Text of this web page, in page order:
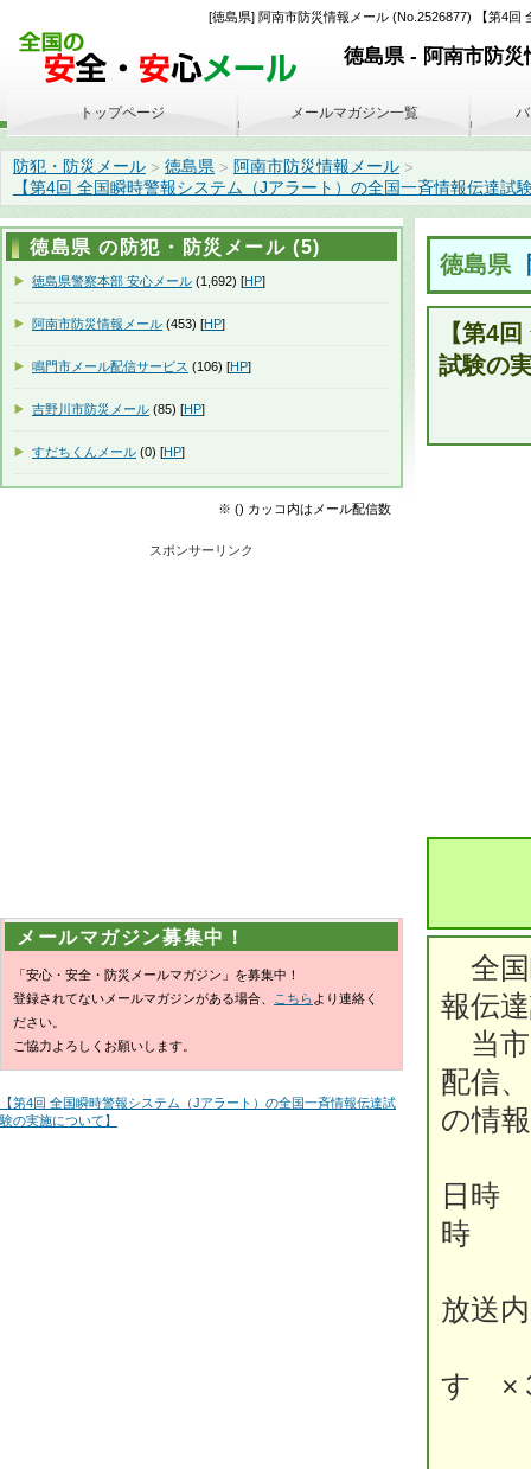
[徳島県] 阿南市防災情報メール (No.2526877) 【第4
徳島県 - 阿南市防災
防犯・防災メール > 徳島県 > 阿南市防災情報メール >
【第4回 全国瞬時警報システム（Jアラート）の全国一斉情報伝達
徳島県
【第4
試験の
全国
報伝
当市
配信
の情
日
時
放送
す ×
トップページ メールマガジン一覧
徳島県 の防犯・防災メール (5)
徳島県警察本部 安心メール (1,692) [HP]
阿南市防災情報メール (453) [HP]
鳴門市メール配信サービス (106) [HP]
吉野川市防災メール (85) [HP]
すだちくんメール (0) [HP]
※ () カッコ内はメール配信数
スポンサーリンク
メールマガジン募集中！
「安心・安全・防災メールマガジン」を募集中！
登録されてないメールマガジンがある場合、
こちら より連絡く
ださい。
ご協力よろしくお願いします。
【第4回 全国瞬時警報システム（Jアラート）の全国一斉情報伝達試
験の実施について】